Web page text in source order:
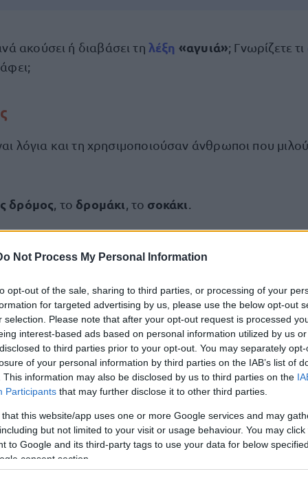
Not Process My Personal Information
opt-out of the sale, sharing to third parties, or processing of your
for targeted advertising by us, please use the below opt-out
selection. Please note that after your opt-out request is processed
interest-based ads based on personal information utilized by us
to third parties prior to your opt-out. You may separately
of your personal information by third parties on the IAB’s list of
This information may also be disclosed by us to third parties on the
Participants that may further disclose it to other third parties.
that this website/app uses one or more Google services and may
but not limited to your visit or usage behaviour. You may
to Google and its third-party tags to use your data for below
consent section.
ακούσει ή διαβάσει τη λέξη «αγυιά»; Γνωρίζετε τι
λόγια και τη χρησιμοποιούσαν άνθρωποι που
δρόμος, το δρομάκι, το σοκάκι.
των ελληνικών λέξεων.
Αγγλικών σε μόνο 2 ημέρες στα
η πιο Εύκολη Πιστοποίηση